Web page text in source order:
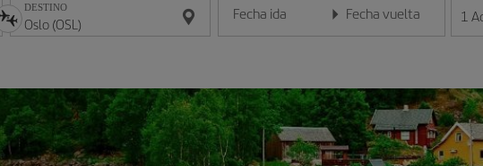
DESTINO Fecha ida
Introduce la fecha en formato día/mes/año
Fecha vuelta
Introduce la fecha en 1